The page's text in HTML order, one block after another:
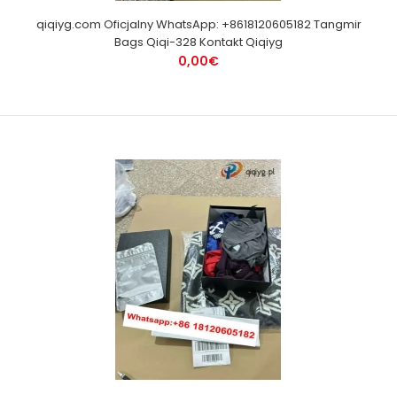
qiqiyg.com Oficjalny WhatsApp: +8618120605182 Tangmir
Bags Qiqi-328 Kontakt Qiqiyg
0,00€